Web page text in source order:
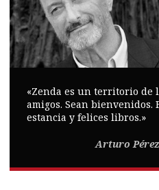
«Zenda es un territorio de
amigos. Sean bienvenidos.
estancia y felices libros.»
Arturo